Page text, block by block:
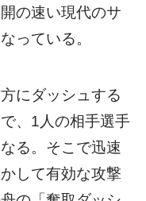
の速い現代のサ
っている。
にダッシュする
、1人の相手選手
る。そこで迅速
して有効な攻撃